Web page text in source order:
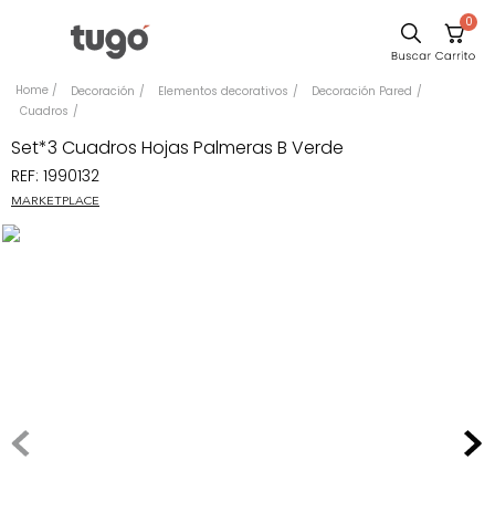
0
Decoración Elementos decorativos
Decoración Pared
Cuadros
Set*3 Cuadros Hojas Palmeras B Verde
REF: 1990132
MARKETPLACE
Comedor
Escritorio
Silla